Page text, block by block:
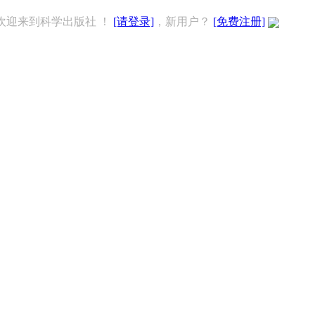
迎来到科学出版社 ！ [请登录] ，新用户？ [免费注册]